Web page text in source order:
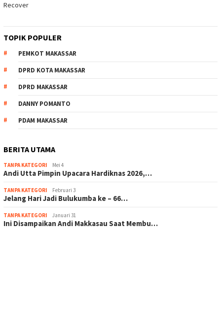
Recover
TOPIK POPULER
PEMKOT MAKASSAR
DPRD KOTA MAKASSAR
DPRD MAKASSAR
DANNY POMANTO
PDAM MAKASSAR
BERITA UTAMA
TANPA KATEGORI Mei 4
Andi Utta Pimpin Upacara Hardiknas 2026,…
TANPA KATEGORI Februari 3
Jelang Hari Jadi Bulukumba ke – 66…
TANPA KATEGORI Januari 31
Ini Disampaikan Andi Makkasau Saat Membu…